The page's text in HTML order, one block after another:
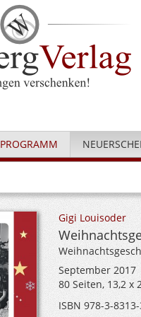
PROGRAMM
Gigi Louisoder
September 2017
80 Seiten, 13,2 x
ISBN 978-3-